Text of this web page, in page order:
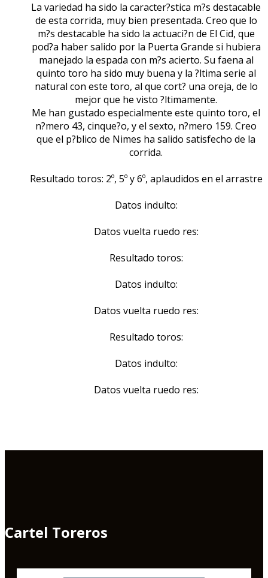
La variedad ha sido la caracter?stica m?s destacable
de esta corrida, muy bien presentada. Creo que lo
m?s destacable ha sido la actuaci?n de El Cid, que
pod?a haber salido por la Puerta Grande si hubiera
manejado la espada con m?s acierto. Su faena al
quinto toro ha sido muy buena y la ?ltima serie al
natural con este toro, al que cort? una oreja, de lo
mejor que he visto ?ltimamente.
Me han gustado especialmente este quinto toro, el
n?mero 43, cinque?o, y el sexto, n?mero 159. Creo
que el p?blico de Nimes ha salido satisfecho de la
corrida.
Resultado toros: 2º, 5º y 6º, aplaudidos en el arrastre
Datos indulto:
Datos vuelta ruedo res:
Resultado toros:
Datos indulto:
Datos vuelta ruedo res:
Resultado toros:
Datos indulto:
Datos vuelta ruedo res:
Cartel Toreros